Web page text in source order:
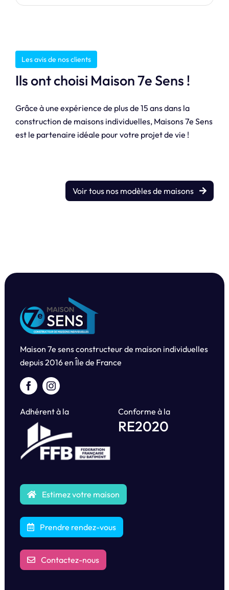
Les avis de nos clients
Ils ont choisi Maison 7e Sens !
Grâce à une expérience de plus de 15 ans dans la
construction de maisons individuelles, Maisons 7e Sens
est le partenaire idéale pour votre projet de vie !
Voir tous nos modèles de maisons
Maison 7e sens constructeur de maison individuelles
depuis2016 en Île de France
Adhérent à la Conforme à la
RE2020
Estimez votre maison
Prendre rendez-vous
Contactez-nous